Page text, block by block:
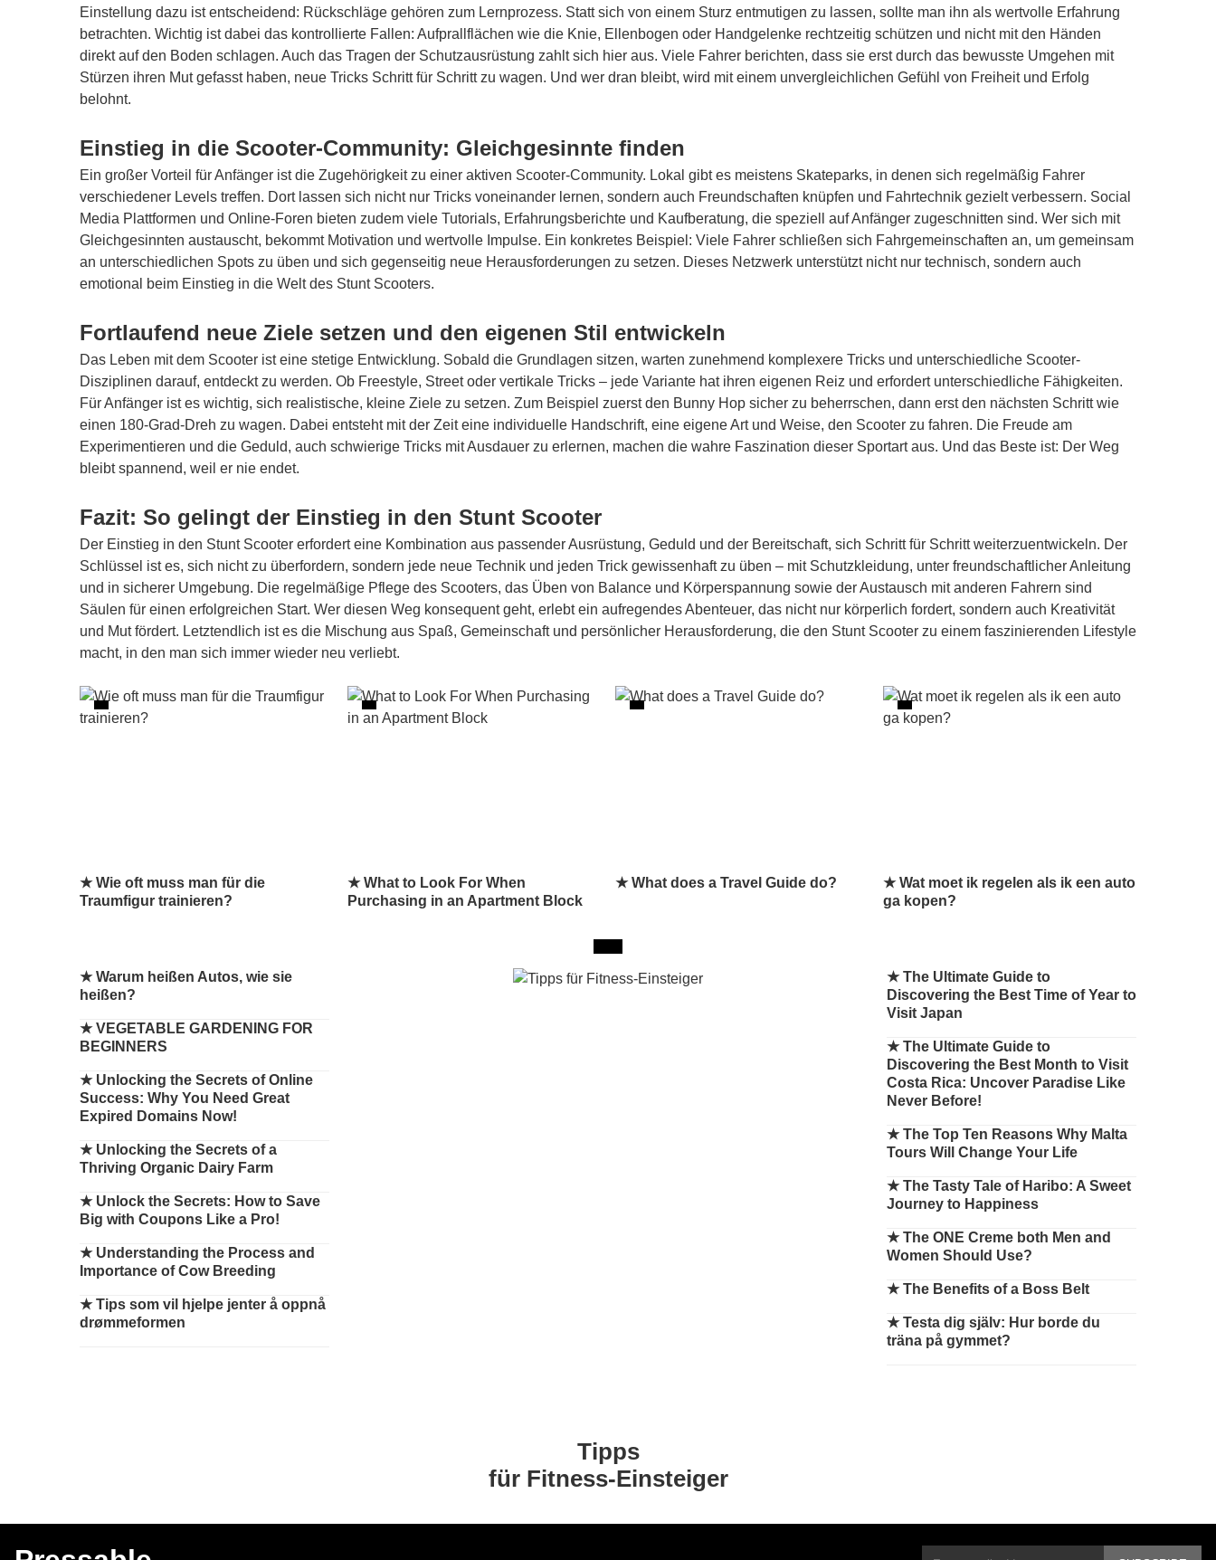
Einstellung dazu ist entscheidend: Rückschläge gehören zum Lernprozess. Statt sich von einem Sturz entmutigen zu lassen, sollte man ihn als wertvolle Erfahrung
betrachten. Wichtig ist dabei das kontrollierte Fallen: Aufprallflächen wie die Knie, Ellenbogen oder Handgelenke rechtzeitig schützen und nicht mit den Händen
direkt auf den Boden schlagen. Auch das Tragen der Schutzausrüstung zahlt sich hier aus. Viele Fahrer berichten, dass sie erst durch das bewusste Umgehen mit
Stürzen ihren Mut gefasst haben, neue Tricks Schritt für Schritt zu wagen. Und wer dran bleibt, wird mit einem unvergleichlichen Gefühl von Freiheit und Erfolg
belohnt.
Einstieg in die Scooter-Community: Gleichgesinnte finden
Ein großer Vorteil für Anfänger ist die Zugehörigkeit zu einer aktiven Scooter-Community. Lokal gibt es meistens Skateparks, in denen sich regelmäßig Fahrer
verschiedener Levels treffen. Dort lassen sich nicht nur Tricks voneinander lernen, sondern auch Freundschaften knüpfen und Fahrtechnik gezielt verbessern. Social
Media Plattformen und Online-Foren bieten zudem viele Tutorials, Erfahrungsberichte und Kaufberatung, die speziell auf Anfänger zugeschnitten sind. Wer sich mit
Gleichgesinnten austauscht, bekommt Motivation und wertvolle Impulse. Ein konkretes Beispiel: Viele Fahrer schließen sich Fahrgemeinschaften an, um gemeinsam
an unterschiedlichen Spots zu üben und sich gegenseitig neue Herausforderungen zu setzen. Dieses Netzwerk unterstützt nicht nur technisch, sondern auch
emotional beim Einstieg in die Welt des Stunt Scooters.
Fortlaufend neue Ziele setzen und den eigenen Stil entwickeln
Das Leben mit dem Scooter ist eine stetige Entwicklung. Sobald die Grundlagen sitzen, warten zunehmend komplexere Tricks und unterschiedliche Scooter-
Disziplinen darauf, entdeckt zu werden. Ob Freestyle, Street oder vertikale Tricks – jede Variante hat ihren eigenen Reiz und erfordert unterschiedliche Fähigkeiten.
Für Anfänger ist es wichtig, sich realistische, kleine Ziele zu setzen. Zum Beispiel zuerst den Bunny Hop sicher zu beherrschen, dann erst den nächsten Schritt wie
einen 180-Grad-Dreh zu wagen. Dabei entsteht mit der Zeit eine individuelle Handschrift, eine eigene Art und Weise, den Scooter zu fahren. Die Freude am
Experimentieren und die Geduld, auch schwierige Tricks mit Ausdauer zu erlernen, machen die wahre Faszination dieser Sportart aus. Und das Beste ist: Der Weg
bleibt spannend, weil er nie endet.
Fazit: So gelingt der Einstieg in den Stunt Scooter
Der Einstieg in den Stunt Scooter erfordert eine Kombination aus passender Ausrüstung, Geduld und der Bereitschaft, sich Schritt für Schritt weiterzuentwickeln. Der
Schlüssel ist es, sich nicht zu überfordern, sondern jede neue Technik und jeden Trick gewissenhaft zu üben – mit Schutzkleidung, unter freundschaftlicher Anleitung
und in sicherer Umgebung. Die regelmäßige Pflege des Scooters, das Üben von Balance und Körperspannung sowie der Austausch mit anderen Fahrern sind
Säulen für einen erfolgreichen Start. Wer diesen Weg konsequent geht, erlebt ein aufregendes Abenteuer, das nicht nur körperlich fordert, sondern auch Kreativität
und Mut fördert. Letztendlich ist es die Mischung aus Spaß, Gemeinschaft und persönlicher Herausforderung, die den Stunt Scooter zu einem faszinierenden Lifestyle
macht, in den man sich immer wieder neu verliebt.
★ Wie oft muss man für die
Traumfigur trainieren?
★ What to Look For When
Purchasing in an Apartment Block
★ What does a Travel Guide do?
★ Wat moet ik regelen als ik een auto
ga kopen?
★Warum heißen Autos, wie sie
heißen?
★VEGETABLE GARDENING FOR
BEGINNERS
★ Unlocking the Secrets of Online
Success: Why You Need Great
Expired Domains Now!
★ Unlocking the Secrets of a
Thriving Organic Dairy Farm
★ Unlock the Secrets: How to Save
Big with Coupons Like a Pro!
★ Understanding the Process and
Importance of Cow Breeding
★Tips som vil hjelpe jenter å oppnå
drømmeformen
Tipps
für Fitness-Einsteiger
★The Ultimate Guide to
Discovering the Best Time of Year to
Visit Japan
★The Ultimate Guide to
Discovering the Best Month to Visit
Costa Rica: Uncover Paradise Like
Never Before!
★The Top Ten Reasons Why Malta
Tours Will Change Your Life
★The Tasty Tale of Haribo: A Sweet
Journey to Happiness
★The ONE Creme both Men and
Women Should Use?
★The Benefits of a Boss Belt
★Testa dig själv: Hur borde du
träna på gymmet?